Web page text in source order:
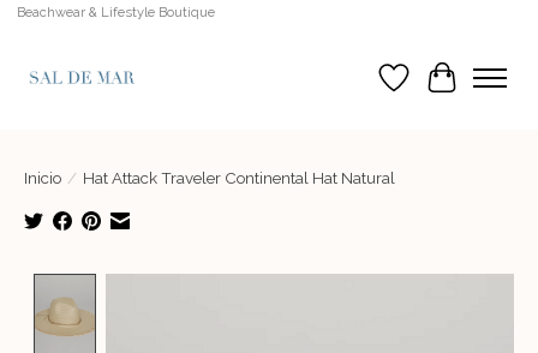
Beachwear & Lifestyle Boutique
Lista de deseos
Cesta
Inicio / Hat Attack Traveler Continental Hat Natural